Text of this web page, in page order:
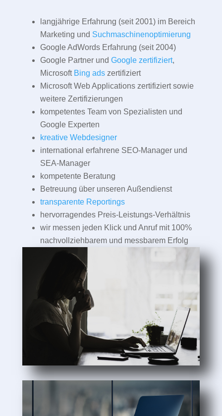
langjährige Erfahrung (seit 2001) im Bereich
Marketing und Suchmaschinenoptimierung
Google AdWords Erfahrung (seit 2004)
Google Partner und Google zertifiziert,
Microsoft Bing adszertifiziert
Microsoft Web Applications zertifiziert sowie
weitere Zertifizierungen
kompetentes Team von Spezialisten und
Google Experten
kreative Webdesigner
international erfahrene SEO-Manager und
SEA-Manager
kompetente Beratung
Betreuung über unseren Außendienst
transparente Reportings
hervorragendes Preis-Leistungs-Verhältnis
wir messen jeden Klick und Anruf mit 100%
nachvollziehbarem und messbarem Erfolg